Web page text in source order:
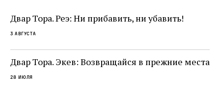
Двар Тора. Реэ: Ни прибавить, ни убавить!
3 августа
Двар Тора. Экев: Возвращайся в прежние места
28 июля